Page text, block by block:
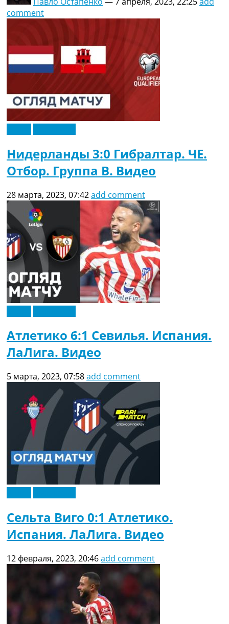
comment
Нидерланды 3:0 Гибралтар. ЧЕ.
Отбор. Группа B. Видео
28 марта, 2023, 07:42add comment
Атлетико 6:1 Севилья. Испания.
ЛаЛига. Видео
5 марта, 2023, 07:58add comment
Сельта Виго 0:1 Атлетико.
Испания. ЛаЛига. Видео
12 февраля, 2023, 20:46add comment